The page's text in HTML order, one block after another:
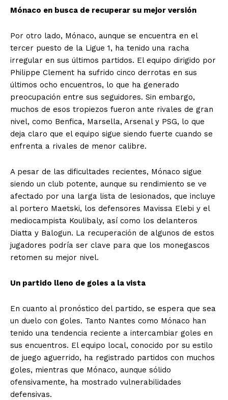
Mónaco en busca de recuperar su mejor versión
Por otro lado, Mónaco, aunque se encuentra en el
tercer puesto de la Ligue 1, ha tenido una racha
irregular en sus últimos partidos. El equipo dirigido por
Philippe Clement ha sufrido cinco derrotas en sus
últimos ocho encuentros, lo que ha generado
preocupación entre sus seguidores. Sin embargo,
muchos de esos tropiezos fueron ante rivales de gran
nivel, como Benfica, Marsella, Arsenal y PSG, lo que
deja claro que el equipo sigue siendo fuerte cuando se
enfrenta a rivales de menor calibre.
A pesar de las dificultades recientes, Mónaco sigue
siendo un club potente, aunque su rendimiento se ve
afectado por una larga lista de lesionados, que incluye
al portero Maetski, los defensores Mavissa Elebi y el
mediocampista Koulibaly, así como los delanteros
Diatta y Balogun. La recuperación de algunos de estos
jugadores podría ser clave para que los monegascos
retomen su mejor nivel.
Un partido lleno de goles a la vista
En cuanto al pronóstico del partido, se espera que sea
un duelo con goles. Tanto Nantes como Mónaco han
tenido una tendencia reciente a intercambiar goles en
sus encuentros. El equipo local, conocido por su estilo
de juego aguerrido, ha registrado partidos con muchos
goles, mientras que Mónaco, aunque sólido
ofensivamente, ha mostrado vulnerabilidades
defensivas.